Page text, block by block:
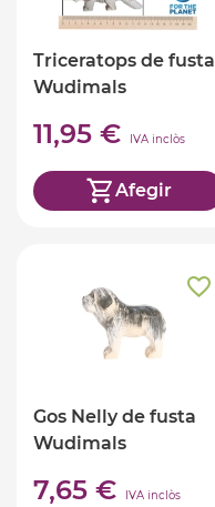
Triceratops de fusta
Wudimals
11,95 € IVA inclòs
Afegir
Gos Nelly de fusta
Wudimals
7,65 € IVA inclòs